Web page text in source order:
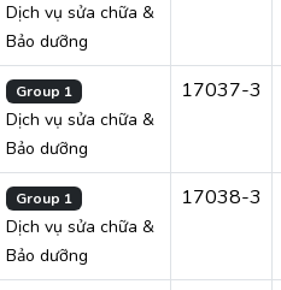
Dịch vụ sửa chữa &
Bảo dưỡng
Group 1
Dịch vụ sửa chữa &
Bảo dưỡng
17037-3
Group 1
Dịch vụ sửa chữa &
Bảo dưỡng
17038-3